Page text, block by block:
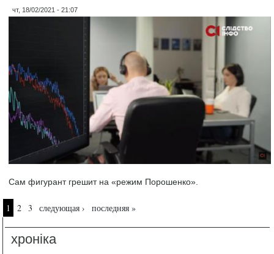
чт, 18/02/2021 - 21:07
Сам фигурант грешит на «режим Порошенко».
Страницы
1 2 3 следующая › последняя »
хроніка